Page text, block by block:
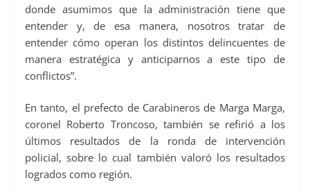
donde asumimos que la administración tiene que
entender y, de esa manera, nosotros tratar de
entender cómo operan los distintos delincuentes de
manera estratégica y anticiparnos a este tipo de
conflictos”.
En tanto, el prefecto de Carabineros de Marga Marga,
coronel Roberto Troncoso, también se refirió a los
últimos resultados de la ronda de intervención
policial, sobre lo cual también valoró los resultados
logrados como región.